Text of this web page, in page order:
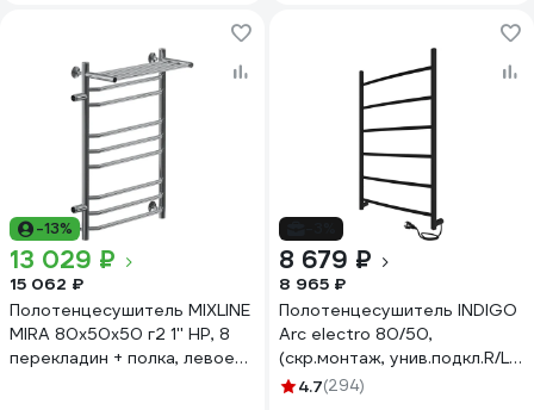
-13%
13 029 ₽
15 062 ₽
Полотенцесушитель MIXLINE
MIRA 80x50x50 г2 1'' НР, 8
перекладин + полка, левое
8 679 ₽
8 965 ₽
Полотенцесушитель INDIGO
Arc electro 80/50,
(скр.монтаж, унив.подкл.R/L,
черный муар) LCAE80-
4.7(294)